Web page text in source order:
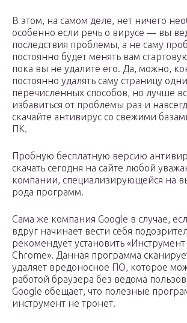
В этом, на самом деле, нет ничего
особенно если речь о вирусе — вы
последствия проблемы, а не саму
постоянно будет менять вам
пока вы не удалите его. Да, можно,
постоянно удалять саму страницу
перечисленных способов, но лучше
избавиться от проблемы раз и
скачайте антивирус со свежими
ПК.
Пробную бесплатную версию
скачать сегодня на сайте любой
компании, специализирующейся на
рода программ.
Сама же компания Google в случае,
вдруг начинает вести себя
рекомендует установить «Инструмент
Chrome». Данная программа
удаляет вредоносное ПО, которое
работой браузера без ведома
Google обещает, что полезные
инструмент не тронет.